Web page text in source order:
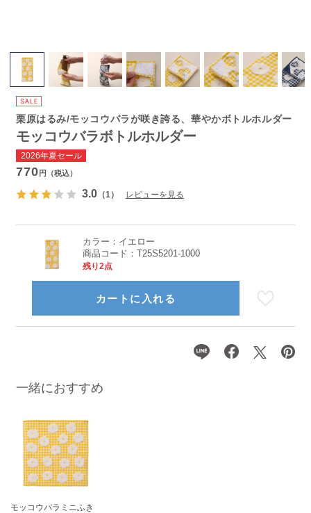
一緒におすすめ
モッコウバラミニふき
モッコウバラボトルホルダー
栗原はるみ/モッコウバラが咲き誇る、華やかボトルホルダー
2026年夏セール
770 円（税込）
3.0（1） レビューを見る
カラー： イエロー
商品コード：T25S5201-1000
残り2点
カートに入れる